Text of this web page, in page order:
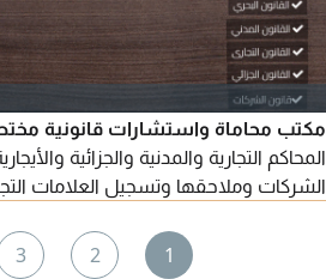
مكتب محاماة واستشارات قانونية
المحاكم التجارية والمدنية والجزائية
الشركات وملاحقها وتسجيل العلامات
1
2
3